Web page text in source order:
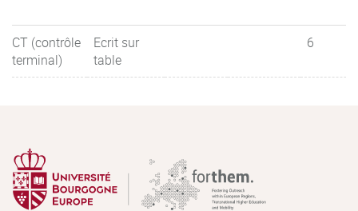
CT (contrôle
terminal)
Ecrit sur
table
6